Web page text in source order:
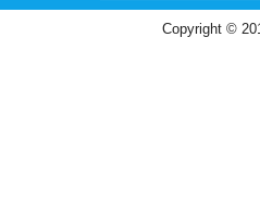
Copyright ©